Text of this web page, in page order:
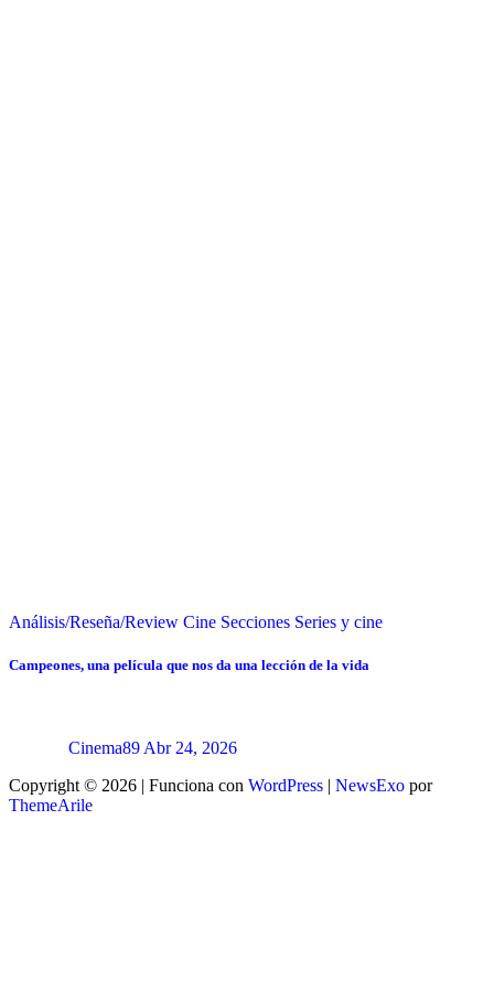
Análisis/Reseña/Review Cine Secciones Series y cine
Campeones, una película que nos da una lección de la vida
Cinema89 Abr 24, 2026
Copyright © 2026 | Funciona con WordPress | NewsExo por
ThemeArile